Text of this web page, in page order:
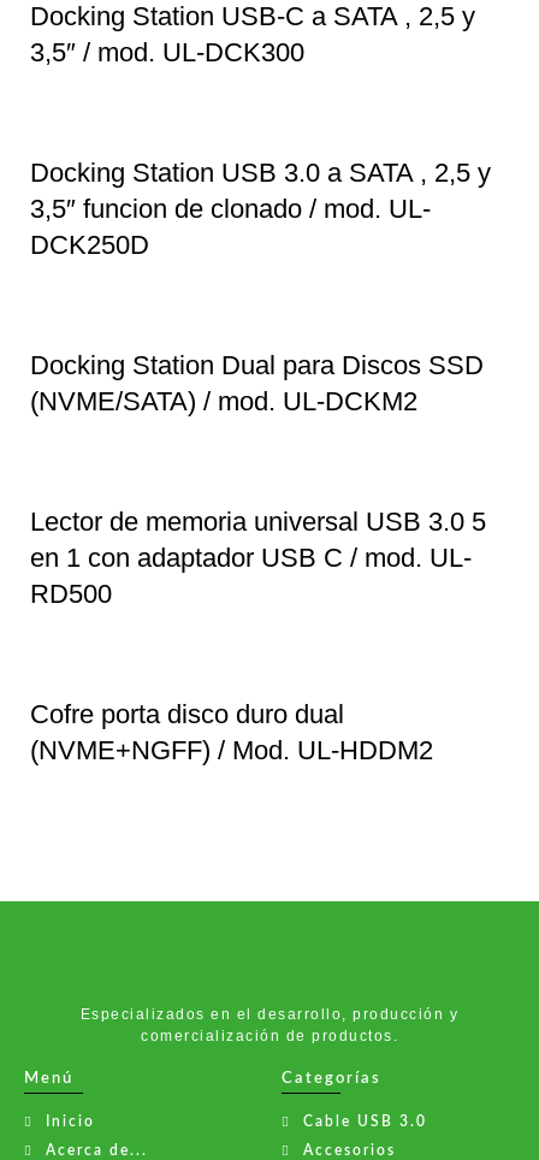
Docking Station USB-C a SATA , 2,5 y
3,5″ / mod. UL-DCK300
Docking Station USB 3.0 a SATA , 2,5 y
3,5″ funcion de clonado / mod. UL-
DCK250D
Docking Station Dual para Discos SSD
(NVME/SATA) / mod. UL-DCKM2
Lector de memoria universal USB 3.0 5
en 1 con adaptador USB C / mod. UL-
RD500
Cofre porta disco duro dual
(NVME+NGFF) / Mod. UL-HDDM2
Especializados en el desarrollo, producción y
comercialización de productos.
Menú
Inicio
Acerca de...
Categorías
Cable USB 3.0
Accesorios